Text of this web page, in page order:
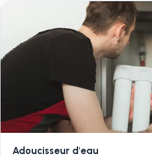
Adoucisseur d'eau